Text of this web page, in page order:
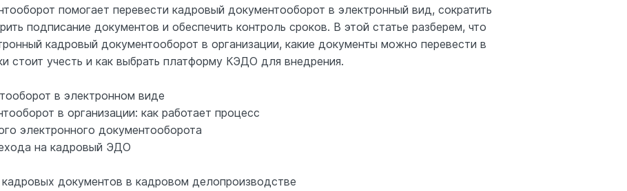
помогает перевести кадровый документооборот в электронный вид, сократить
подписание документов и обеспечить контроль сроков. В этой статье разберем, что
кадровый документооборот в организации, какие документы можно перевести в
стоит учесть и как выбрать платформу КЭДО для внедрения.
в электронном виде
в организации: как работает процесс
электронного документооборота
на кадровый ЭДО
документов в кадровом делопроизводстве